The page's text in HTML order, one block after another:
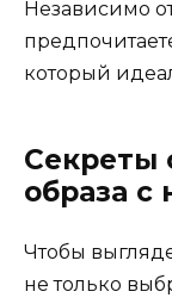
Независимо
который
Секреты
образа
Чтобы
не только